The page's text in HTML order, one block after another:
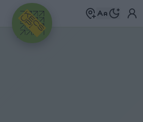
HIRDETÉS